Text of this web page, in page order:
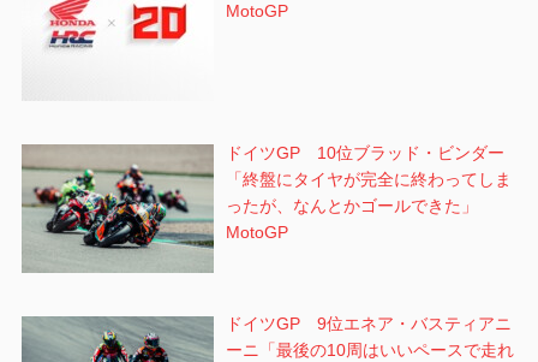
MotoGP
ドイツGP 10位ブラッド・ビンダー
「終盤にタイヤが完全に終わってしま
ったが、なんとかゴールできた」
MotoGP
ドイツGP 9位エネア・バスティアニ
ーニ「最後の10周はいいペースで走れ